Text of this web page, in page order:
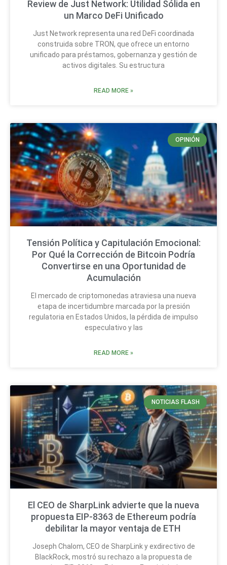
Review de Just Network: Utilidad Sólida en
un Marco DeFi Unificado
Just Network representa una red DeFi coordinada
construida sobre TRON, que ofrece un entorno
unificado para préstamos, gobernanza y gestión de
activos digitales. Su estructura
READ MORE »
OPINIÓN
Tensión Política y Capitulación Emocional:
Por Qué la Corrección de Bitcoin Podría
Convertirse en una Oportunidad de
Acumulación
El mercado de criptomonedas atraviesa una nueva
etapa de incertidumbre marcada por la presión
regulatoria en Estados Unidos, la pérdida de impulso
especulativo y las
READ MORE »
NOTICIAS FLASH
El CEO de SharpLink advierte que la nueva
propuesta EIP-8363 de Ethereum podría
debilitar la mayor ventaja de ETH
Joseph Chalom, CEO de SharpLink y exdirectivo de
BlackRock, mostró su rechazo a la propuesta de